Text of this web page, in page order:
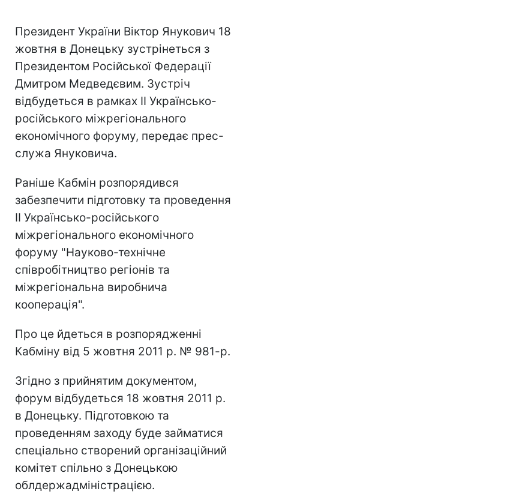
Президент України Віктор Янукович 18
жовтня в Донецьку зустрінеться з
Президентом Російської Федерації
Дмитром Медведєвим. Зустріч
відбудеться в рамках ІІ Українсько-
російського міжрегіонального
економічного форуму, передає прес-
служа Януковича.
Раніше Кабмін розпорядився
забезпечити підготовку та проведення
ІІ Українсько-російського
міжрегіонального економічного
форуму "Науково-технічне
співробітництво регіонів та
міжрегіональна виробнича
кооперація".
Про це йдеться в розпорядженні
Кабміну від 5 жовтня 2011 р. № 981-р.
Згідно з прийнятим документом,
форум відбудеться 18 жовтня 2011 р.
в Донецьку. Підготовкою та
проведенням заходу буде займатися
спеціально створений організаційний
комітет спільно з Донецькою
облдержадміністрацією.